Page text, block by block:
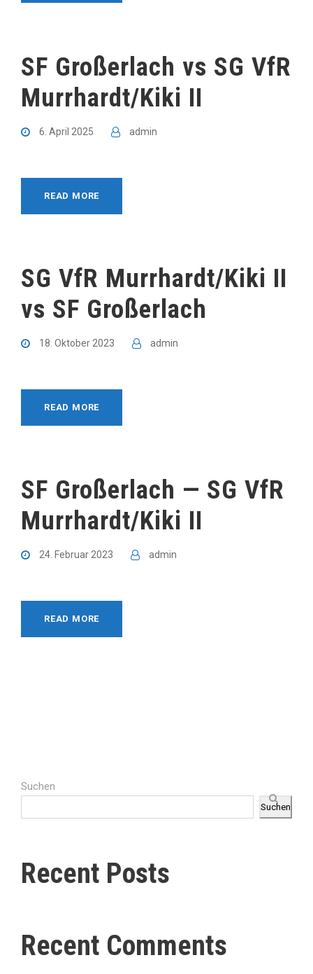
SF Großerlach vs SG VfR
Murrhardt/Kiki II
6. April 2025 admin
READ MORE
SG VfR Murrhardt/Kiki II
vs SF Großerlach
18. Oktober 2023 admin
READ MORE
SF Großerlach — SG VfR
Murrhardt/Kiki II
24. Februar 2023 admin
READ MORE
Suchen
Suchen
Recent Posts
Recent Comments